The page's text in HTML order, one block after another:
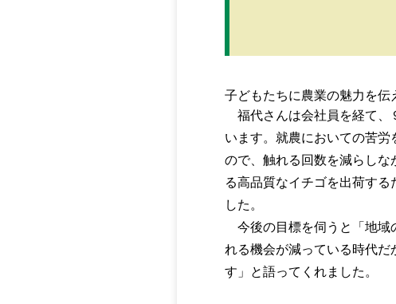
子どもたちに農業の魅力を伝
福代さんは会社員を経て、
います。就農においての苦
ので、触れる回数を減らし
る高品質なイチゴを出荷す
した。
今後の目標を伺うと「地域
れる機会が減っている時代
す」と語ってくれました。